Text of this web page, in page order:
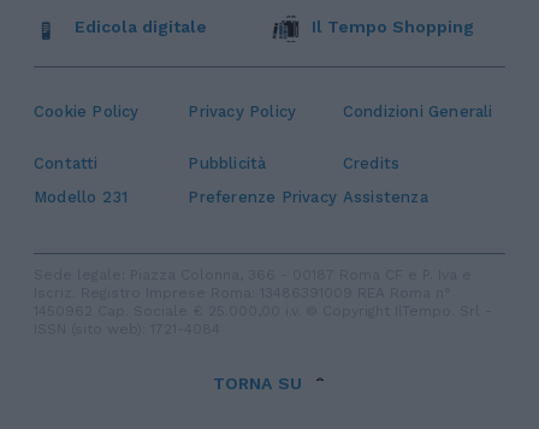
Cookie Policy Privacy Policy Condizioni Generali
Contatti Pubblicità
Credits
Modello 231
Preferenze Privacy Assistenza
Edicola digitale Il Tempo Shopping
TORNA SU